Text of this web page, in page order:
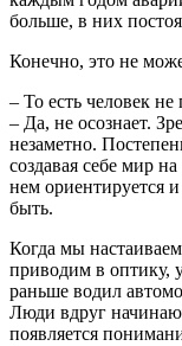
больше, в них
Конечно, это не
– То есть человек
– Да, не осознает.
незаметно.
создавая себе мир
нем ориентируется
быть.
Когда мы
приводим в оптику,
раньше водил
Люди вдруг
появляется